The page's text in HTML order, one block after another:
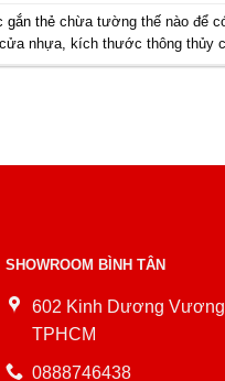
gắn thẻchừa tường thế nào để
nhựa, kích thước thông thủy
SHOWROOM BÌNH TÂN
602 Kinh Dương Vương
TPHCM
0888746438